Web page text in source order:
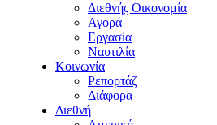
Διεθνής Οικονομία
Αγορά
Εργασία
Ναυτιλία
Κοινωνία
Ρεπορτάζ
Διάφορα
Διεθνή